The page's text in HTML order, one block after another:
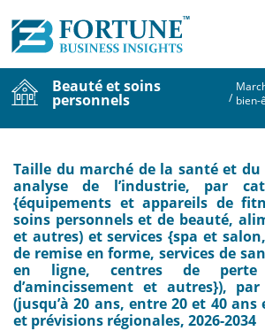
Beauté et soins
personnels / bien-
Taille du marché de la santé et
analyse de l’industrie, par
{équipements et appareils de
soins personnels et de beauté,
et autres) et services {spa et
de remise en forme, services de
en ligne, centres de
d’amincissement et autres}),
(jusqu’à 20 ans, entre 20 et 40 ans
et prévisions régionales, 2026-2034